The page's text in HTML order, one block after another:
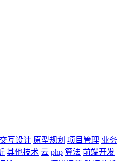
交互设计 原型规划 项目管理 业务
其他技术 云 php 算法 前端开发